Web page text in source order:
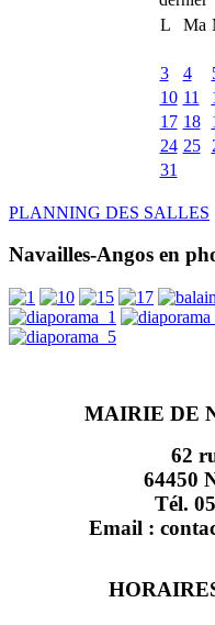
L
Ma
3
4
10 11
17 18
24 25
31
PLANNING DES SALLES
Navailles-Angos en
MAIRIE DE
62
64450
Tél.
Email :